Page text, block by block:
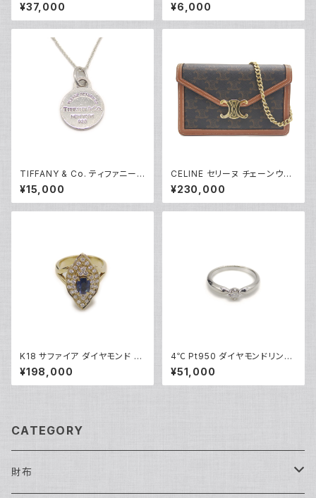
¥37,000
ルト無し Y05278
¥6,000
TIFFANY & Co. ティファニー
リターントゥ ラウンドタグ ネック
レス シルバー925 アズキチェー
ン Y05235
¥15,000
CELINE セリーヌ チェーンウォ
レット マーゴ トリオンフキャンバ
ス ショルダーバッグ 10L462D
QB.04LU Y05229
¥230,000
K18 サファイア ダイヤモンド デ
ザインリング 18金 指輪 12号 Y
05246
¥198,000
4℃ Pt950 ダイヤモンドリング
プラチナ 指輪 8号 Y05243
¥51,000
CATEGORY
財布